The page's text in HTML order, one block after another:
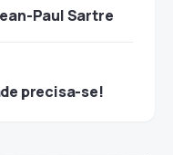
inferno são os outros” Jean-Paul Sartre
precisa-se!